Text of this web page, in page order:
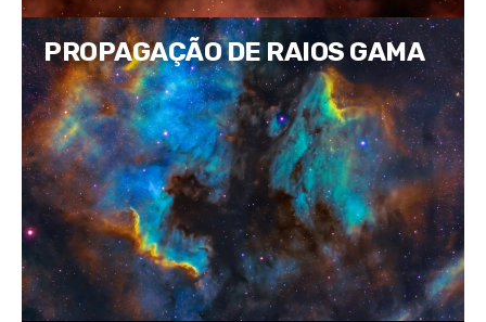
PROPAGAÇÃO DE RAIOS GAMA